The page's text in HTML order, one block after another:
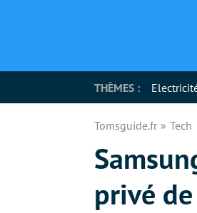
THÈMES :
Tomsguide.fr Tech
privé